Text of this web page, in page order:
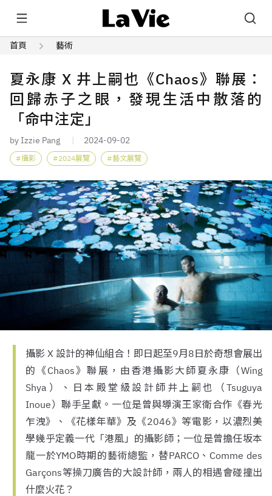
首頁 藝術
夏永康 X 井上嗣也《Chaos》聯展：
回歸赤子之眼，發現生活中散落的
「命中注定」
by Izzie Pang 2024-09-02
攝影 2024展覽 藝文展覽
攝影 X 設計的神仙組合！即日起至9月8日於奇想會展出
的《Chaos》聯展，由香港攝影大師夏永康（Wing
Shya）、日本殿堂級設計師井上嗣也（Tsuguya
Inoue）聯手呈獻。一位是曾與導演王家衛合作《春光
乍洩》、《花樣年華》及《2046》等電影，以濃烈美
學幾乎定義一代「港風」的攝影師；一位是曾擔任坂本
龍一於YMO時期的藝術總監，替PARCO、Comme des
Garçons等操刀廣告的大設計師，兩人的相遇會碰撞出
什麼火花？